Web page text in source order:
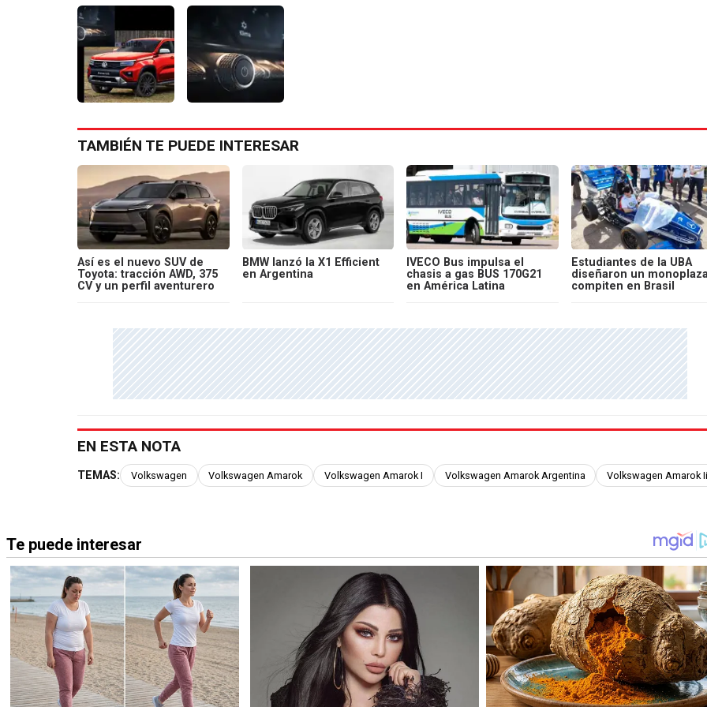
TAMBIÉN TE PUEDE INTERESAR
Así es el nuevo SUV de
Toyota: tracción AWD, 375
CV y un perfil aventurero
BMW lanzó la X1 Efficient
en Argentina
IVECO Bus impulsa el
chasis a gas BUS 170G21
en América Latina
Estudiantes de la UBA
diseñaron un
compiten en Brasil
EN ESTA NOTA
TEMAS: Volkswagen Volkswagen Amarok Volkswagen Amarok I Volkswagen Amarok Argentina Volkswagen Amarok